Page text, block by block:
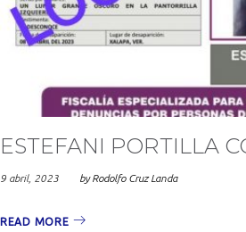
ESTEFANI PORTILLA
9 abril, 2023 byRodolfo Cruz Landa
READ MORE